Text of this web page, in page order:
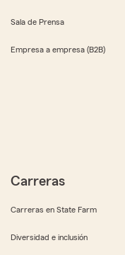
Sala de Prensa
Empresa a empresa (B2B)
Carreras
Carreras en State Farm
Diversidad e inclusión